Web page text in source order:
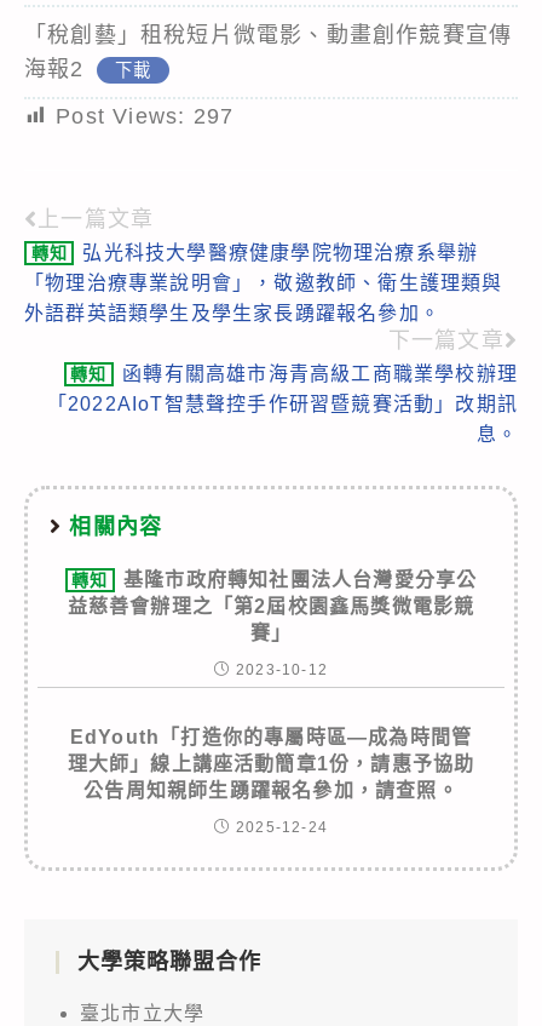
「稅創藝」租稅短片微電影、動畫創作競賽宣傳
海報2
下載
Post Views: 297
Read
more
articles
上一篇文章
轉知
弘光科技大學醫療健康學院物理治療系舉辦
「物理治療專業說明會」，敬邀教師、衛生護理類與
外語群英語類學生及學生家長踴躍報名參加。
下一篇文章
轉知
函轉有關高雄市海青高級工商職業學校辦理
「2022AIoT智慧聲控手作研習暨競賽活動」改期訊
息。
相關內容
轉知
基隆市政府轉知社團法人台灣愛分享公
益慈善會辦理之「第2屆校園鑫馬獎微電影競
賽」
2023-10-12
EdYouth「打造你的專屬時區—成為時間管
理大師」線上講座活動簡章1份，請惠予協助
公告周知親師生踴躍報名參加，請查照。
2025-12-24
大學策略聯盟合作
臺北市立大學